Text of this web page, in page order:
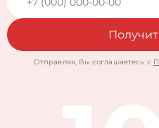
Отправляя, Вы соглашаетесь с